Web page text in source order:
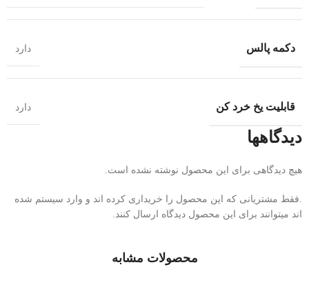
دکمه پالس دارد
قابلیت یخ خرد کن دارد
دیدگاهها
هیچ دیدگاهی برای این محصول نوشته نشده است.
.فقط مشتریانی که این محصول را خریداری کرده اند و وارد سیستم شده
اند میتوانند برای این محصول دیدگاه ارسال کنند.
محصولات مشابه